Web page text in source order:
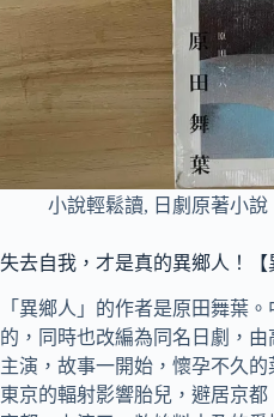
小說輕鬆讀, 日劇原著小說
失去自我，才是真的異鄉人！
「異鄉人」的作者是原田舞葉
的，同時也改編為同名日劇，
主演，故事一開始，懷孕不久的
東京的輻射影響胎兒，避居京